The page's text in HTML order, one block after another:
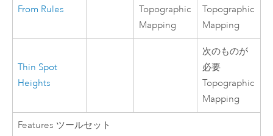
From Rules
Topographic
Mapping
Topographic
Mapping
Thin Spot
Heights
次のものが
必要
Topographic
Mapping
Features ツールセット